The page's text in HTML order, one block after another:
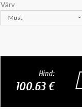
Värv
Must
Hind:
100.63 €